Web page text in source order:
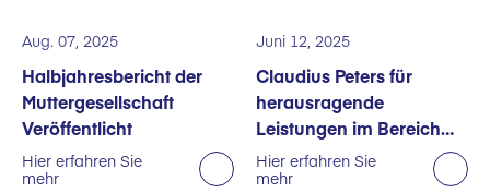
Aug. 07, 2025
Halbjahresbericht der
Muttergesellschaft
Veröffentlicht
Hier erfahren Sie
mehr
Juni 12, 2025
Claudius Peters für
herausragende
Leistungen im Bereich
Nachhaltigkeit
ausgezeichnet
Hier erfahren Sie
mehr